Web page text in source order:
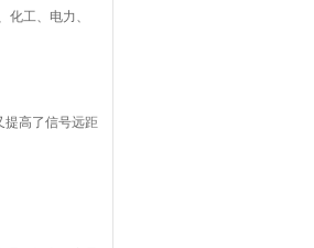
工、电力、
提高了信号远距